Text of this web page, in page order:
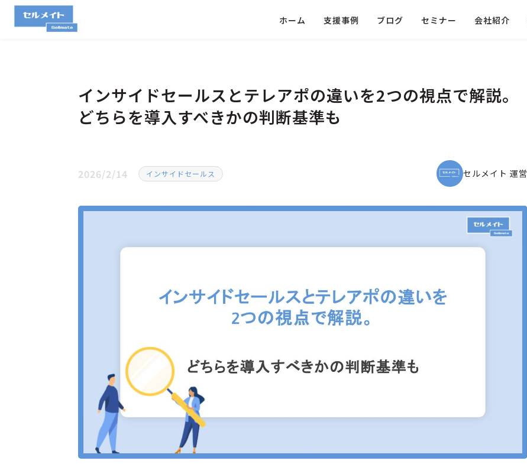
ホーム 支援事例 ブログ セミナー 会社紹介
インサイドセールスとテレアポの違いを2つの視点で解説。
どちらを導入すべきかの判断基準も
2026/2/14 インサイドセールス セルメイト 運営